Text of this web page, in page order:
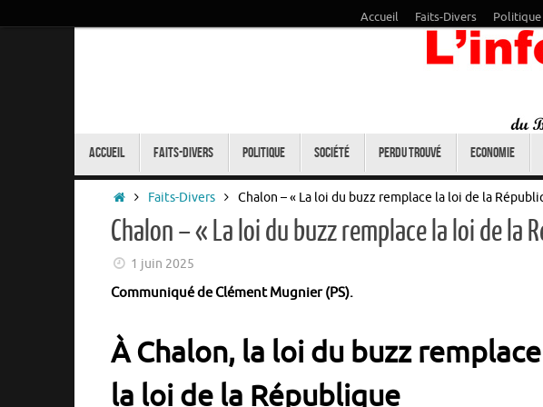
Accueil Faits-Divers Politique
Accueil Faits-Divers Politique Société Perdu trouvé Economie
Accueil
Faits-Divers Chalon – « La loi du buzz remplace la loi de la
Chalon – « La loi du buzz remplace la loi de la
1 juin 2025
Communiqué de Clément Mugnier (PS).
À Chalon, la loi du buzz remplace
la loi de la République